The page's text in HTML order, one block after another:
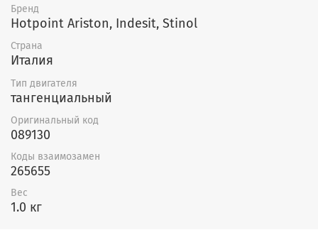
Бренд
Hotpoint Ariston, Indesit, Stinol
Страна
Италия
Тип двигателя
тангенциальный
Оригинальный код
089130
Коды взаимозамен
265655
Вес
1.0 кг